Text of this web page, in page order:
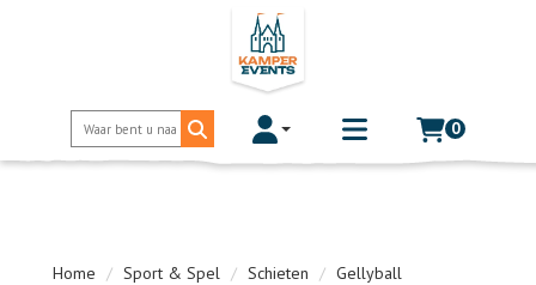
Toggle account dropdown
Toggle
mobile
0
Home Sport & Spel Schieten Gellyball